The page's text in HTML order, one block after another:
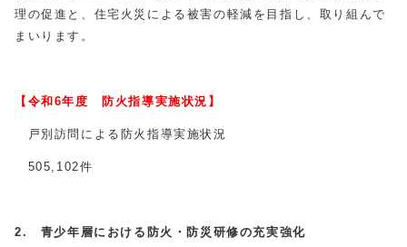
理の促進と、住宅火災による被害の軽減を目指し、取り組んで
まいります。
【令和6年度 防火指導実施状況】
戸別訪問による防火指導実施状況
505,102件
2. 青少年層における防火・防災研修の充実強化